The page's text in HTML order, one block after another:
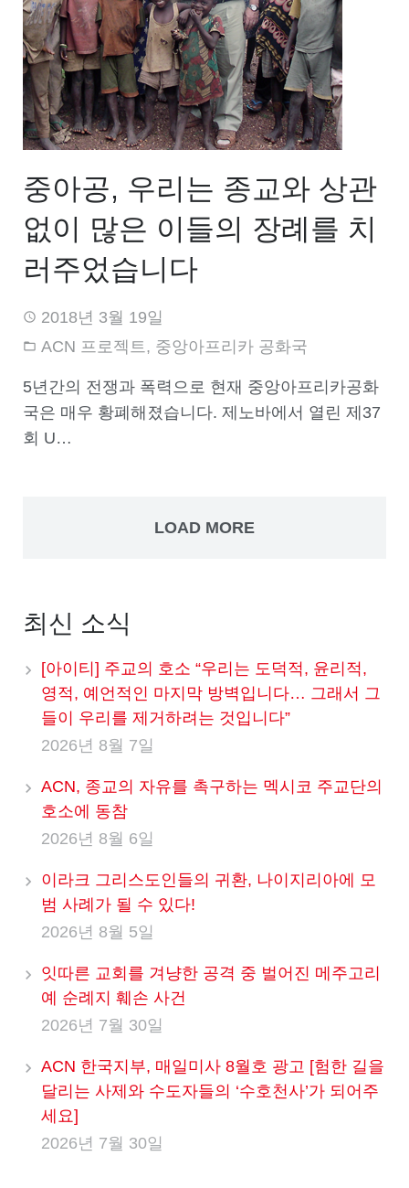
중아공, 우리는 종교와 상관
없이 많은 이들의 장례를 치
러주었습니다
2018년 3월 19일
ACN 프로젝트, 중앙아프리카 공화국
5년간의 전쟁과 폭력으로 현재 중앙아프리카공화
국은 매우 황폐해졌습니다. 제노바에서 열린 제37
회 U…
LOAD MORE
최신 소식
[아이티] 주교의 호소 “우리는 도덕적, 윤리적,
영적, 예언적인 마지막 방벽입니다… 그래서 그
들이 우리를 제거하려는 것입니다”
2026년 8월 7일
ACN, 종교의 자유를 촉구하는 멕시코 주교단의
호소에 동참
2026년 8월 6일
이라크 그리스도인들의 귀환, 나이지리아에 모
범 사례가 될 수 있다!
2026년 8월 5일
잇따른 교회를 겨냥한 공격 중 벌어진 메주고리
예 순례지 훼손 사건
2026년 7월 30일
ACN 한국지부, 매일미사 8월호 광고 [험한 길을
달리는 사제와 수도자들의 ‘수호천사’가 되어주
세요]
2026년 7월 30일